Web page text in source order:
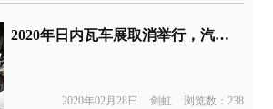
2020年日内瓦车展取消举行，汽车厂商新车发布延期
2020年02月28日 剑虹 浏览数：238